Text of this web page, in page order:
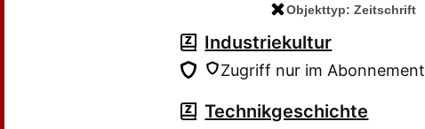
Objekttyp: Zeitschrift
Industriekultur
Zugriff nur im Abonnement
Technikgeschichte